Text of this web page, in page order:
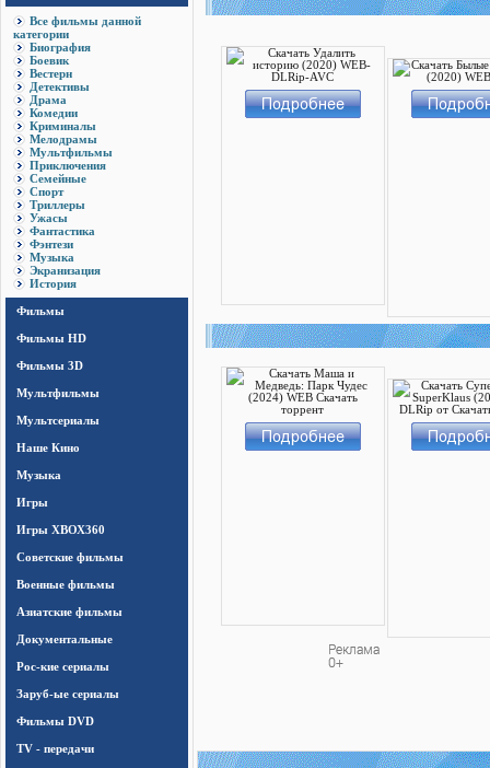
Все фильмы данной
категории
Биография
Боевик
Вестерн
Детективы
Драма
Комедии
Криминалы
Мелодрамы
Мультфильмы
Приключения
Семейные
Спорт
Триллеры
Ужасы
Фантастика
Фэнтези
Музыка
Экранизация
История
Фильмы
Фильмы HD
Фильмы 3D
Мультфильмы
Мультсериалы
Наше Кино
Музыка
Игры
Игры ХВОХ360
Cоветские фильмы
Военные фильмы
Азиатские фильмы
Документальные
Рос-кие сериалы
Заруб-ые сериалы
Фильмы DVD
TV - передачи